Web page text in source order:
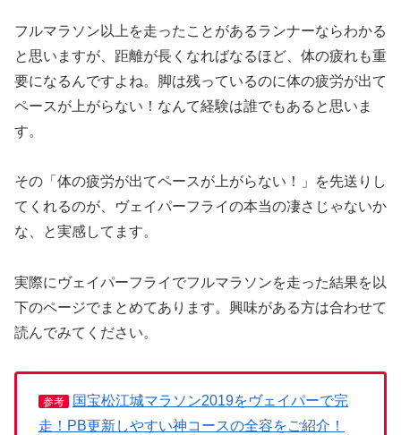
フルマラソン以上を走ったことがあるランナーならわかる
と思いますが、距離が長くなればなるほど、体の疲れも重
要になるんですよね。脚は残っているのに体の疲労が出て
ペースが上がらない！なんて経験は誰でもあると思いま
す。
その「体の疲労が出てペースが上がらない！」を先送りし
てくれるのが、ヴェイパーフライの本当の凄さじゃないか
な、と実感してます。
実際にヴェイパーフライでフルマラソンを走った結果を以
下のページでまとめてあります。興味がある方は合わせて
読んでみてください。
参考
国宝松江城マラソン2019をヴェイパーで完
走！PB更新しやすい神コースの全容をご紹介！